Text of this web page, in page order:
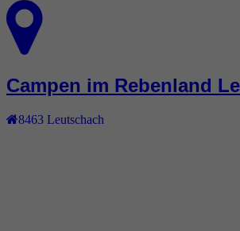
Campen im Rebenland
8463 Leutschach